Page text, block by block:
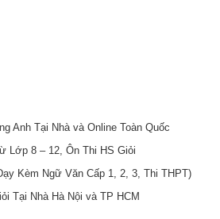
Anh Tại Nhà và Online Toàn Quốc
Lớp 8 – 12, Ôn Thi HS Giỏi
Kèm Ngữ Văn Cấp 1, 2, 3, Thi THPT)
Tại Nhà Hà Nội và TP HCM